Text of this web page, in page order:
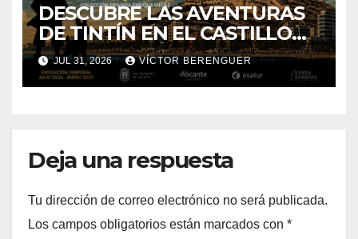
DESCUBRE LAS AVENTURAS
DE TINTÍN EN EL CASTILLO
DE SANTA BÁRBARA DE
ALICANTE
JUL 31, 2026 VÍCTOR BERENGUER
Deja una respuesta
Tu dirección de correo electrónico no será publicada.
Los campos obligatorios están marcados con *